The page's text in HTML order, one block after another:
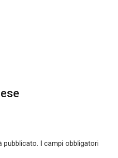
pubblicato. I campi obbligatori